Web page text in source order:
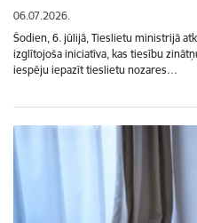
06.07.2026.
Šodien, 6. jūlijā, Tieslietu ministrijā
izglītojoša iniciatīva, kas tiesību
iespēju iepazīt tieslietu nozares…